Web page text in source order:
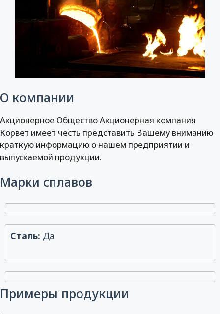
О компании
Акционерное Общество Акционерная компания
Корвет имеет честь представить Вашему вниманию
краткую информацию о нашем предприятии и
выпускаемой продукции.
Марки сплавов
Сталь: Да
Примеры продукции